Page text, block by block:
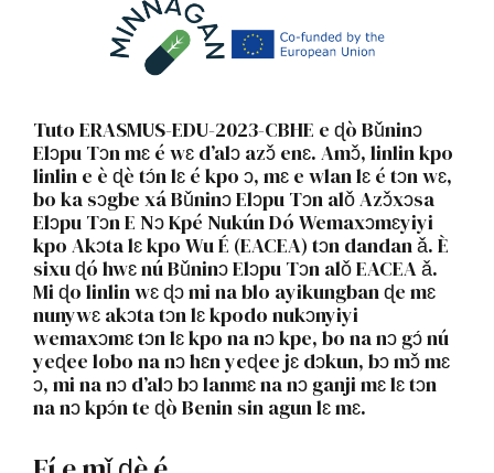
Tuto ERASMUS-EDU-2023-CBHE e ɖò Bǔninɔ
Elɔpu Tɔn mɛ é wɛ d’alɔ azɔ̌ enɛ. Amɔ̌, linlin kpo
linlin e è ɖè tɔ́n lɛ é kpo ɔ, mɛ e wlan lɛ é tɔn wɛ,
bo ka sɔgbe xá Bǔninɔ Elɔpu Tɔn alǒ Azɔ̌xɔsa
Elɔpu Tɔn E Nɔ Kpé Nukún Dó Wemaxɔmɛyiyi
kpo Akɔta lɛ kpo Wu É (EACEA) tɔn dandan ǎ. È
sixu ɖó hwɛ nú Bǔninɔ Elɔpu Tɔn alǒ EACEA ǎ.
Mi ɖo linlin wɛ ɖɔ mi na blo ayikungban ɖe mɛ
nunywɛ akɔta tɔn lɛ kpodo nukɔnyiyi
wemaxɔmɛ tɔn lɛ kpo na nɔ kpe, bo na nɔ gɔ́ nú
yeɖee lobo na nɔ hɛn yeɖee jɛ dɔkun, bɔ mɔ̌ mɛ
ɔ, mi na nɔ d’alɔ bɔ lanmɛ na nɔ ganji mɛ lɛ tɔn
na nɔ kpɔ́n te ɖò Benin sin agun lɛ mɛ.